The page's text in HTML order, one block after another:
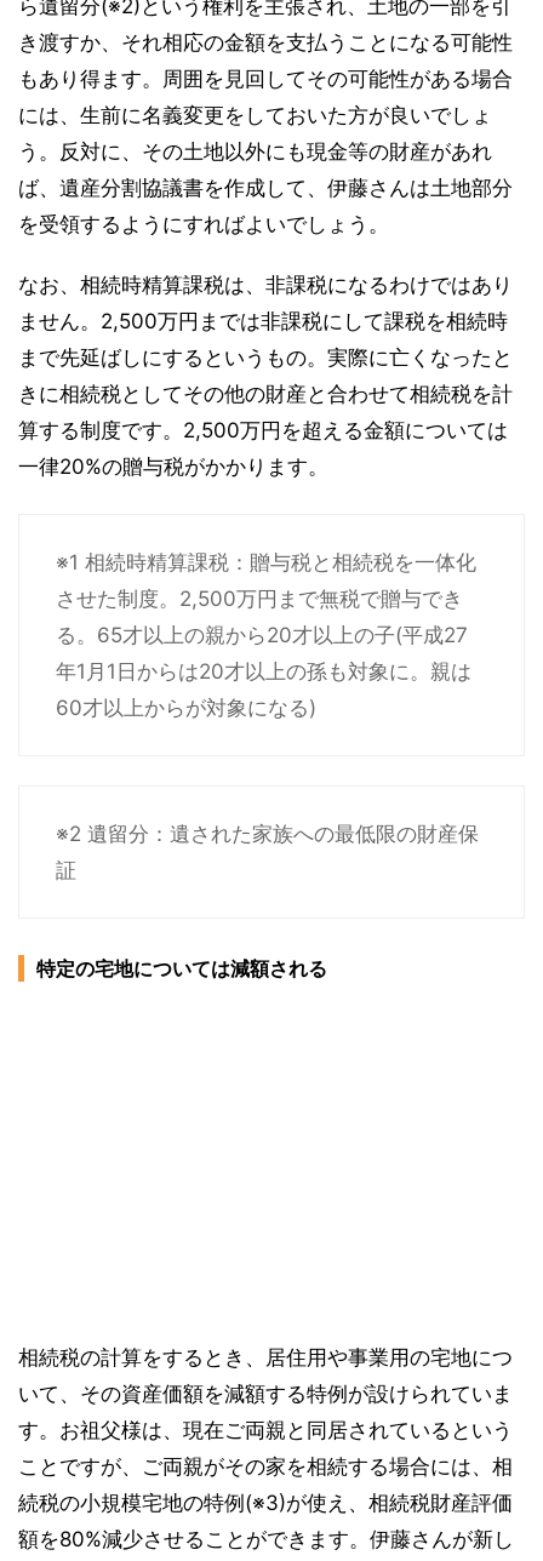
ら遺留分(※2)という権利を主張され、土地の一部を引
き渡すか、それ相応の金額を支払うことになる可能性
もあり得ます。周囲を見回してその可能性がある場合
には、生前に名義変更をしておいた方が良いでしょ
う。反対に、その土地以外にも現金等の財産があれ
ば、遺産分割協議書を作成して、伊藤さんは土地部分
を受領するようにすればよいでしょう。
なお、相続時精算課税は、非課税になるわけではあり
ません。2,500万円までは非課税にして課税を相続時
まで先延ばしにするというもの。実際に亡くなったと
きに相続税としてその他の財産と合わせて相続税を計
算する制度です。2,500万円を超える金額については
一律20%の贈与税がかかります。
※1 相続時精算課税：贈与税と相続税を一体化
させた制度。2,500万円まで無税で贈与でき
る。65才以上の親から20才以上の子(平成27
年1月1日からは20才以上の孫も対象に。親は
60才以上からが対象になる)
※2 遺留分：遺された家族への最低限の財産保
証
特定の宅地については減額される
相続税の計算をするとき、居住用や事業用の宅地につ
いて、その資産価額を減額する特例が設けられていま
す。お祖父様は、現在ご両親と同居されているという
ことですが、ご両親がその家を相続する場合には、相
続税の小規模宅地の特例(※3)が使え、相続税財産評価
額を80%減少させることができます。伊藤さんが新し